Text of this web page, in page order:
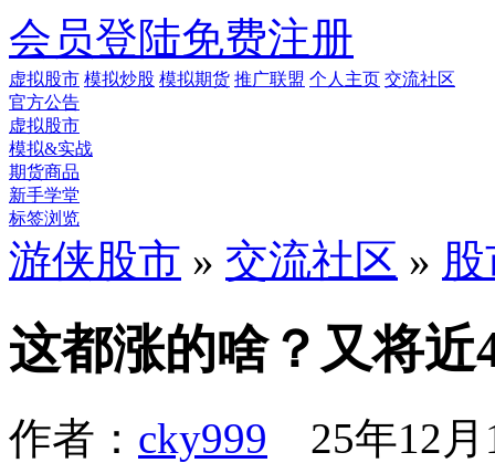
会员登陆免费注册
虚拟股市 模拟炒股 模拟期货 推广联盟 个人主页 交流社区
官方公告
虚拟股市
模拟&实战
期货商品
新手学堂
标签浏览
游侠股市 » 交流社区 »
这都涨的啥？又将近
作者： cky999 25年12